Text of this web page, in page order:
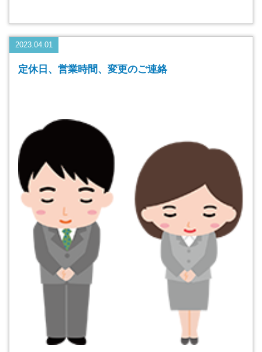
2023.04.01
定休日、営業時間、変更のご連絡